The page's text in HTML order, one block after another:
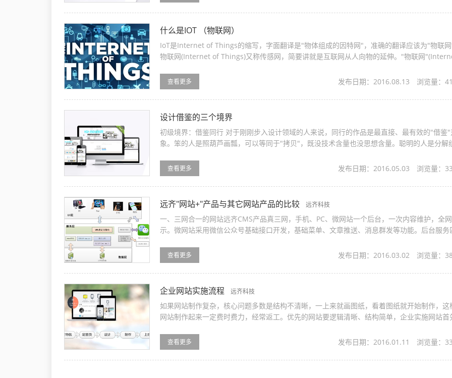
什么是IOT （物联网）
IoT是Internet of Things的缩写，字面翻译是"物体组成的因特网"，准确的翻译应该为"物联网"
物联网(Internet of Things)又称传感网，简要讲就是互联网从人向物的延伸。"物联网
查看更多 发布日期：2016.08.13 浏览量：
设计借鉴的三个境界
初级境界：借鉴同行 对于刚刚步入设计领域的人来说，同行的作品是最直接、最有效的"借鉴"对
象。笨的人是照葫芦画瓢，可以等同于"拷贝"，既没技术含量也没思想含量。聪明的人是分解
查看更多 发布日期：2016.05.03 浏览量：
远齐"网站+"产品与其它网站产品的比较 远齐科技
一、三网合一的网站远齐CMS产品真三网，手机、PC、微网站一个后台，一次内容维护，全
示。微网站采用微信公众号基础接口开发，基础菜单、文章推送、消息群发等功能。后台服务
查看更多 发布日期：2016.03.02 浏览量：
企业网站实施流程 远齐科技
如果网站制作复杂，核心问题多数是结构不清晰，一上来就画图纸，看着图纸就开始制作，这
网站制作起来一定费时费力，经常返工。优先的网站要逻辑清晰、结构简单，企业实施网站首
查看更多 发布日期：2016.01.11 浏览量：